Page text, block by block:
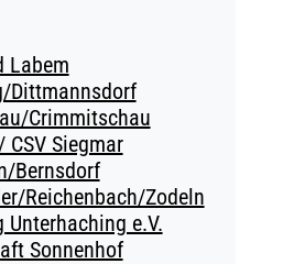
Labem
Dittmannsdorf
Crimmitschau
CSV Siegmar
Bernsdorf
Reichenbach/Zodeln
e.V.
Sonnenhof